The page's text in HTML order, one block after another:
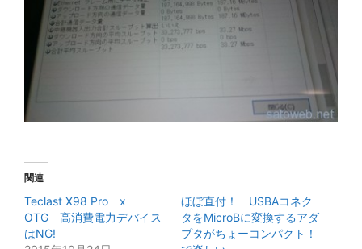
関連
Teclast X98 Pro x
OTG 高消費電力デバイス
はNG!
ほぼ直付！ USBAコネク
タをMicroBに変換するアダ
プタがちょーコンパクト！